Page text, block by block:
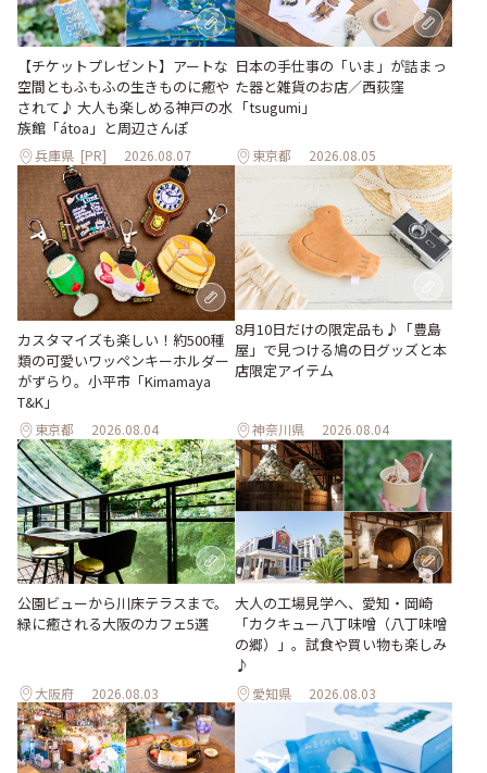
【チケットプレゼント】アートな
空間ともふもふの生きものに癒や
されて♪ 大人も楽しめる神戸の水
族館「átoa」と周辺さんぽ
兵庫県 [PR] 2026.08.07
日本の手仕事の「いま」が詰まっ
た器と雑貨のお店／西荻窪
「tsugumi」
東京都 2026.08.05
カスタマイズも楽しい！約500種
類の可愛いワッペンキーホルダー
がずらり。小平市「Kimamaya
T&K」
東京都 2026.08.04
8月10日だけの限定品も♪「豊島
屋」で見つける鳩の日グッズと本
店限定アイテム
神奈川県 2026.08.04
公園ビューから川床テラスまで。
緑に癒される大阪のカフェ5選
大阪府 2026.08.03
大人の工場見学へ、愛知・岡崎
「カクキュー八丁味噌（八丁味噌
の郷）」。試食や買い物も楽しみ
♪
愛知県 2026.08.03